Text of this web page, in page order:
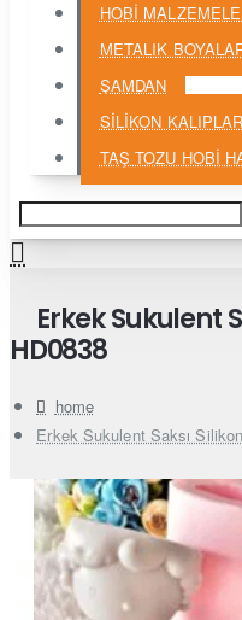
HOBİ
METALIK
ŞAMDAN
SİLİKON
TAŞ TOZU HOBİ
Erkek Sukulent
HD0838
home
Erkek Sukulent Saksı